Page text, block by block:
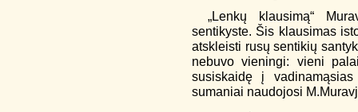
„Lenkų klausimą“
sentikyste. Šis klausimas
atskleisti rusų sentikių
nebuvo vieningi: vieni
susiskaidę į
sumaniai naudojosi